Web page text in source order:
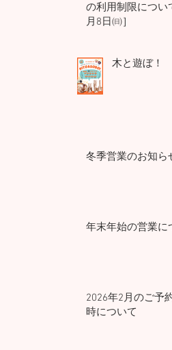
の利用制限につい
月8日㈰］
木と遊ぼ！
冬季営業のお知ら
年末年始の営業に
2026年2月のご予
時について